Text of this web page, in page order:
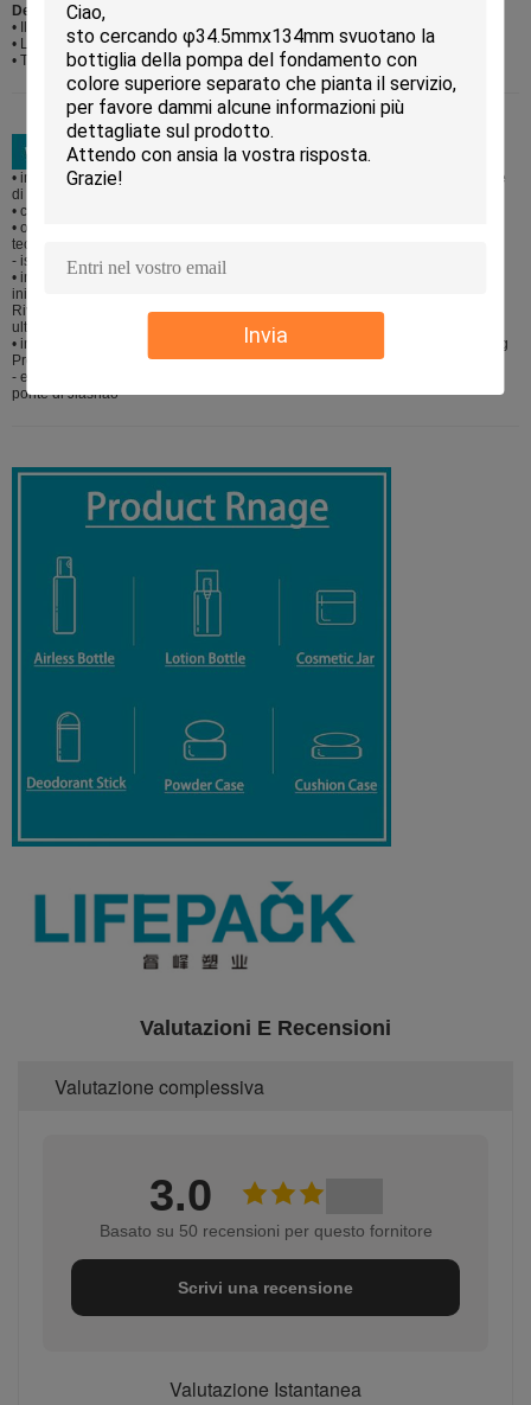
Invia
Dettagli di trasporto:
• Il porto di Shanghai ed il porto di Ningbo sono suggeriti
• La CATENA DELL'OROLOGIO, CFR ed il CIF spetta al requisito dei clienti
• T/T ed il LC sono entrambi disponibili
• imballaggio cosmetico di plastica della fabbrica di alta qualità professionale
di fabbricazione
• con una pianta di più di 8000 metri quadri
• officine senza ust, automatico-trattanti le catene di imballaggio, premio alta
tecnologia
- istallazioni industriali e un gruppo di R & S di tecnologia
• integri il sistema di servizio con progettazione di muffa e fabbricazione,
iniezione,
Rivestimento, placcatura di vuoto, serigrafia, caldo-timbratura e saldatura a
ultrasuoni UV
• individua nel nord-est del distretto di Shangyu, la città di Shaoxing, Zhejiang
Prov. vicino a Ningbo
- e porti di Shanghai, che è appena circa 5kms dal CBD e circa 15kms dal
ponte di Jiashao
Valutazioni E Recensioni
Valutazione complessiva
3.0
Basato su 50 recensioni per questo fornitore
Scrivi una recensione
Valutazione Istantanea